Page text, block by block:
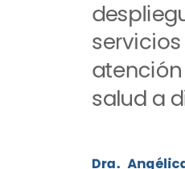
salud a
Dra.